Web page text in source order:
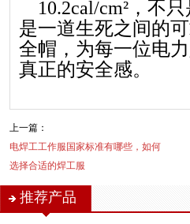
10.2cal/cm²，不
是一道生死之间的
全帽，为每一位电
真正的安全感。
上一篇：
电焊工工作服国家标准有哪些，如何
选择合适的焊工服
推荐产品